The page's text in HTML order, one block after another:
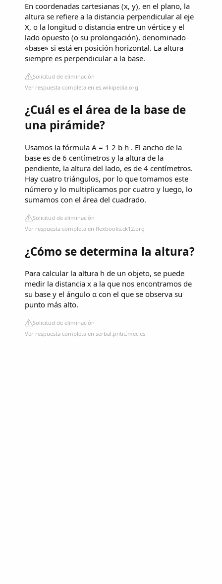
En coordenadas cartesianas (x, y), en el plano, la
altura se refiere a la distancia perpendicular al eje
X, o la longitud o distancia entre un vértice y el
lado opuesto (o su prolongación), denominado
«base» si está en posición horizontal. La altura
siempre es perpendicular a la base.
Solicitud de eliminación
Ver respuesta completa en es.wikipedia.org
¿Cuál es el área de la base de
una pirámide?
Usamos la fórmula A = 1 2 b h . El ancho de la
base es de 6 centímetros y la altura de la
pendiente, la altura del lado, es de 4 centímetros.
Hay cuatro triángulos, por lo que tomamos este
número y lo multiplicamos por cuatro y luego, lo
sumamos con el área del cuadrado.
Solicitud de eliminación
Ver respuesta completa en flexbooks.ck12.org
¿Cómo se determina la altura?
Para calcular la altura h de un objeto, se puede
medir la distancia x a la que nos encontramos de
su base y el ángulo α con el que se observa su
punto más alto.
Solicitud de eliminación
Ver respuesta completa en serbal.pntic.mec.es